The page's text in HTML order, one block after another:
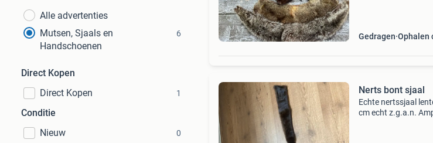
Alle advertenties
Mutsen, Sjaals en
Handschoenen
6
Direct Kopen
Direct Kopen
1
Conditie
Nieuw
0
Gedragen Ophalen
Nerts bont sjaal
Echte nertssjaal
cm echt z.g.a.n.